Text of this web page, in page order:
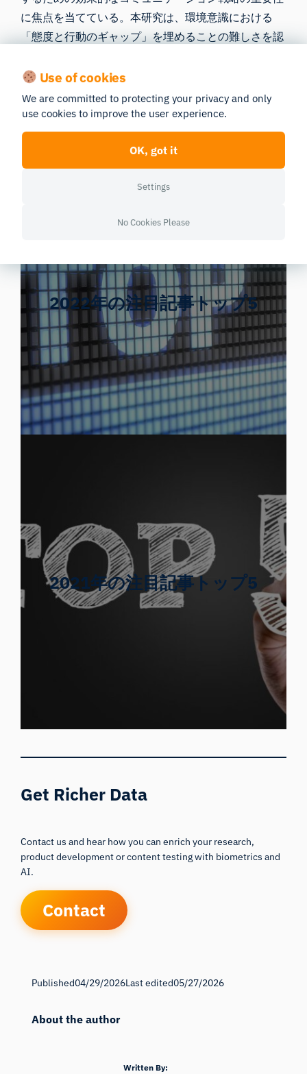
に焦点を当てている。本研究は、環境意識における
「態度と行動のギャップ」を埋めることの難しさを認
の効果的なコミュニケーション戦略に関する継続的な
議論に貢献するものである。
過去のトップ5記事：
2022年の注目記事トップ5
2021年の注目記事トップ5
Get Richer Data
Contact us and hear how you can enrich your research,
product development or content testing with biometrics and
AI.
Contact
Published04/29/2026Last edited05/27/2026
About the author
Written By:
Use of cookies
We are committed to protecting your privacy and only
use cookies to improve the user experience.
OK, got it
Settings
No Cookies Please